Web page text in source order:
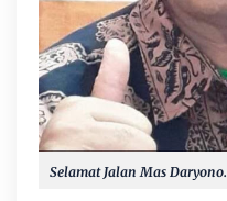
Selamat Jalan Mas Daryono.